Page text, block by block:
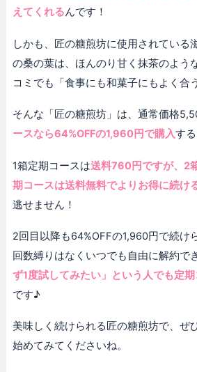
えてくれるんです！
しかも、匠の糖煎坊に使用されている
の桑の葉は、ほんのり甘く抹茶のよう
コミでも「食事にも和菓子にもよく合
そんな「匠の糖煎坊」は、通常価格
ースなら64%OFFの1,960円で購入す
1箱定期コースは送料760円ですが、2
期コースは送料無料でよりお得に続け
逃せません！
2回目以降も64%OFFの1,960円で続け
回数縛りはなくいつでも自由に解約で
ず1度試してみたい」という人でも定
です♪
美味しく続けられる匠の糖煎坊で、ぜ
始めてみてくださいね。